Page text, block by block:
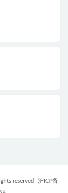
reserved
沪ICP备